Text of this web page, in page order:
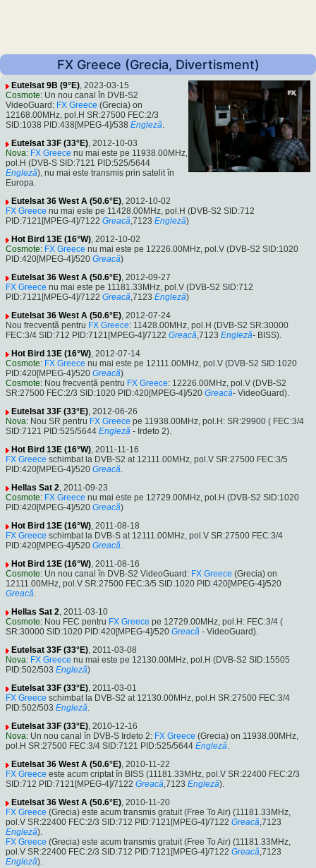
FX Greece (Grecia, Divertisment)
Eutelsat 9B (9°E), 2023-03-15
Cosmote: Un nou canal în DVB-S2
VideoGuard: FX Greece (Grecia) on
12168.00MHz, pol.H SR:27500 FEC:2/3
SID:1038 PID:438[MPEG-4]/538 Engleză.
Eutelsat 33F (33°E), 2012-10-03
Nova: FX Greece nu mai este pe 11938.00MHz,
pol.H (DVB-S SID:7121 PID:525/5644
Engleză), nu mai este transmis prin satelit în
Europa.
Eutelsat 36 West A (50.6°E), 2012-10-02
FX Greece nu mai este pe 11428.00MHz, pol.H (DVB-S2 SID:712
PID:7121[MPEG-4]/7122 Greacă,7123 Engleză)
Hot Bird 13E (16°W), 2012-10-02
Cosmote: FX Greece nu mai este pe 12226.00MHz, pol.V (DVB-S2 SID:1020
PID:420[MPEG-4]/520 Greacă)
Eutelsat 36 West A (50.6°E), 2012-09-27
FX Greece nu mai este pe 11181.33MHz, pol.V (DVB-S2 SID:712
PID:7121[MPEG-4]/7122 Greacă,7123 Engleză)
Eutelsat 36 West A (50.6°E), 2012-07-24
Nou frecvență pentru FX Greece: 11428.00MHz, pol.H (DVB-S2 SR:30000
FEC:3/4 SID:712 PID:7121[MPEG-4]/7122 Greacă,7123 Engleză- BISS).
Hot Bird 13E (16°W), 2012-07-14
Cosmote: FX Greece nu mai este pe 12111.00MHz, pol.V (DVB-S2 SID:1020
PID:420[MPEG-4]/520 Greacă)
Cosmote: Nou frecvență pentru FX Greece: 12226.00MHz, pol.V (DVB-S2
SR:27500 FEC:2/3 SID:1020 PID:420[MPEG-4]/520 Greacă- VideoGuard).
Eutelsat 33F (33°E), 2012-06-26
Nova: Nou SR pentru FX Greece pe 11938.00MHz, pol.H: SR:29900 ( FEC:3/4
SID:7121 PID:525/5644 Engleză - Irdeto 2).
Hot Bird 13E (16°W), 2011-11-16
FX Greece schimbat la DVB-S2 at 12111.00MHz, pol.V SR:27500 FEC:3/5
PID:420[MPEG-4]/520 Greacă.
Hellas Sat 2, 2011-09-23
Cosmote: FX Greece nu mai este pe 12729.00MHz, pol.H (DVB-S2 SID:1020
PID:420[MPEG-4]/520 Greacă)
Hot Bird 13E (16°W), 2011-08-18
FX Greece schimbat la DVB-S at 12111.00MHz, pol.V SR:27500 FEC:3/4
PID:420[MPEG-4]/520 Greacă.
Hot Bird 13E (16°W), 2011-08-16
Cosmote: Un nou canal în DVB-S2 VideoGuard: FX Greece (Grecia) on
12111.00MHz, pol.V SR:27500 FEC:3/5 SID:1020 PID:420[MPEG-4]/520
Greacă.
Hellas Sat 2, 2011-03-10
Cosmote: Nou FEC pentru FX Greece pe 12729.00MHz, pol.H: FEC:3/4 (
SR:30000 SID:1020 PID:420[MPEG-4]/520 Greacă - VideoGuard).
Eutelsat 33F (33°E), 2011-03-08
Nova: FX Greece nu mai este pe 12130.00MHz, pol.H (DVB-S2 SID:15505
PID:502/503 Engleză)
Eutelsat 33F (33°E), 2011-03-01
FX Greece schimbat la DVB-S2 at 12130.00MHz, pol.H SR:27500 FEC:3/4
PID:502/503 Engleză.
Eutelsat 33F (33°E), 2010-12-16
Nova: Un nou canal în DVB-S Irdeto 2: FX Greece (Grecia) on 11938.00MHz,
pol.H SR:27500 FEC:3/4 SID:7121 PID:525/5644 Engleză.
Eutelsat 36 West A (50.6°E), 2010-11-22
FX Greece este acum criptat în BISS (11181.33MHz, pol.V SR:22400 FEC:2/3
SID:712 PID:7121[MPEG-4]/7122 Greacă,7123 Engleză).
Eutelsat 36 West A (50.6°E), 2010-11-20
FX Greece (Grecia) este acum transmis gratuit (Free To Air) (11181.33MHz,
pol.V SR:22400 FEC:2/3 SID:712 PID:7121[MPEG-4]/7122 Greacă,7123
Engleză).
FX Greece (Grecia) este acum transmis gratuit (Free To Air) (11181.33MHz,
pol.V SR:22400 FEC:2/3 SID:712 PID:7121[MPEG-4]/7122 Greacă,7123
Engleză).